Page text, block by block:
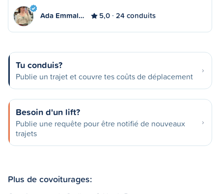
Ada Emmal… 5,0 24 conduits
Tu conduis?
Publie un trajet et couvre tes coûts de déplacement
Besoin d'un lift?
Publie une requête pour être notifié de nouveaux
trajets
Plus de covoiturages: